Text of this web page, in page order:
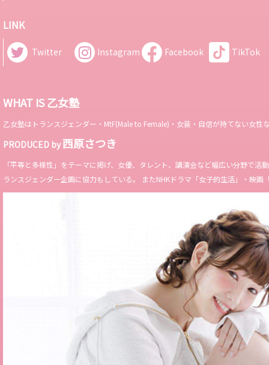
LINK
Twitter Instagram Facebook TikTok
WHAT IS 乙女塾
乙女塾はトランスジェンダー・MtF(Male to Female)・女装・自信が持てない女
PRODUCED by西原さつき
「平等と多様性」をテーマに掲げ、女優、タレント、講演会など幅広い分野で
ランスジェンダー企画に協力もしている。 またNHKドラマ「女子的生活」・映